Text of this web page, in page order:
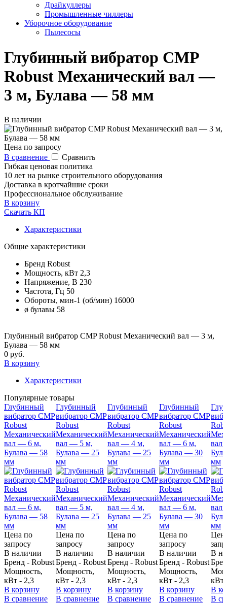
Драйкуллеры
Промышленные чиллеры
Уборочное оборудование
Пылесосы
Глубинный вибратор CMP
Robust Механический вал —
3 м, Булава — 58 мм
В наличии
Цена по запросу
В сравнение
Сравнить
Гибкая ценовая политика
10 лет на рынке строительного оборудования
Доставка в кротчайшие сроки
Профессиональное обслуживание
В корзину
Скачать КП
Характеристики
Общие характеристики
Бренд Robust
Мощность, кВт 2,3
Напряжение, В 230
Частота, Гц 50
Обороты, мин-1 (об/мин) 16000
ø булавы 58
Глубинный вибратор CMP Robust Механический вал — 3 м,
Булава — 58 мм
0 руб.
В корзину
Характеристики
Популярные товары
Глубинный
вибратор CMP
Robust
Механический
вал — 6 м,
Булава — 58
мм
Цена по
запросу
В наличии
Бренд - Robust
Мощность,
кВт - 2,3
В корзину
В сравнение
Глубинный
вибратор CMP
Robust
Механический
вал — 5 м,
Булава — 25
мм
Цена по
запросу
В наличии
Бренд - Robust
Мощность,
кВт - 2,3
В корзину
В сравнение
Глубинный
вибратор CMP
Robust
Механический
вал — 4 м,
Булава — 25
мм
Цена по
запросу
В наличии
Бренд - Robust
Мощность,
кВт - 2,3
В корзину
В сравнение
Глубинный
вибратор CMP
Robust
Механический
вал — 6 м,
Булава — 30
мм
Цена по
запросу
В наличии
Бренд - Robust
Мощность,
кВт - 2,3
В корзину
В сравнение
вал
мм
В
кВт
В
В